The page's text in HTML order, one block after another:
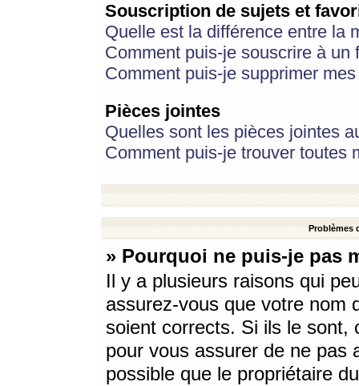
Souscription de sujets et
Quelle est la différence entre la
Comment puis-je souscrire à
Comment puis-je supprimer
Pièces jointes
Quelles sont les pièces jointes
Comment puis-je trouver toutes
Problèmes
» Pourquoi ne puis-je pas
Il y a plusieurs raisons qui
assurez-vous que votre nom
soient corrects. Si ils le sont,
pour vous assurer de ne pas
possible que le propriétaire